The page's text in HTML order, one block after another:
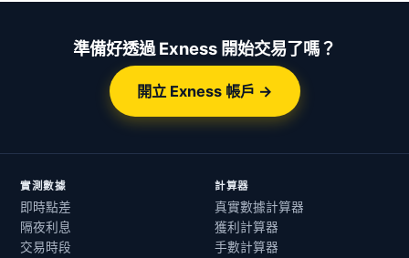
準備好透過 Exness 開始交易了嗎？
開立 Exness 帳戶 →
實測數據
即時點差
隔夜利息
交易時段
計算器
真實數據計算器
獲利計算器
手數計算器